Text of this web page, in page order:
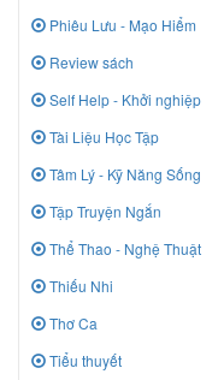
Phiêu Lưu - Mạo Hiểm
Review sách
Self Help - Khởi nghiệp
Tài Liệu Học Tập
Tâm Lý - Kỹ Năng Sống
Tập Truyện Ngắn
Thể Thao - Nghệ Thuật
Thiếu Nhi
Thơ Ca
Tiểu thuyết